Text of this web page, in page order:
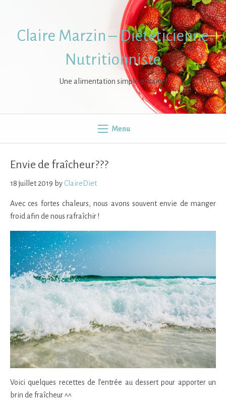
contentClaire Marzin – Diététicienne
Nutritionniste
Une alimentation simple et saine!
Menu
Envie de fraîcheur???
18 juillet 2019 byClaireDiet
Avec ces fortes chaleurs, nous avons souvent envie de manger
froid afin de nous rafraîchir !
Voici quelques recettes de l’entrée au dessert pour apporter un
brin de fraîcheur ^^